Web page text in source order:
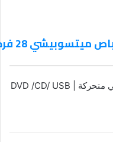
28 فرد
شاشات عرض | كاسيت | فيديو | كراسي متحركة | DVD /CD/ USB